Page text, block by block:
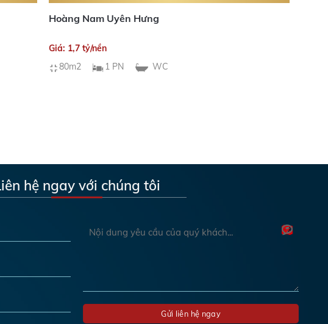
Hoàng Nam Uyên Hưng
Giá: 1,7 tỷ/nền
80m2
1 PN WC
hệ ngay với chúng tôi